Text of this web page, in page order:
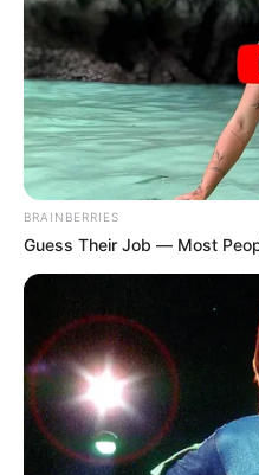
COMPARTIR
ALERTA
TEMAS RELACIONADOS
MANTÉNGASE EN
Tenemos
interesan.
favor, active
BRAINBERRIES
Guess Their Job — Most